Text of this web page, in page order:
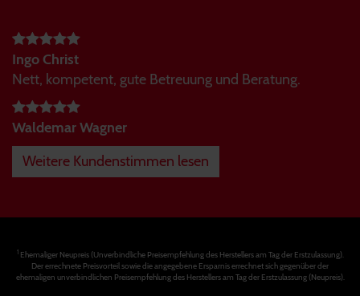
Ingo Christ
Nett, kompetent, gute Betreuung und Beratung.
Waldemar Wagner
Weitere Kundenstimmen lesen
1Ehemaliger Neupreis (Unverbindliche Preisempfehlung des Herstellers am Tag der Erstzulassung).
Der errechnete Preisvorteil sowie die angegebene Ersparnis errechnet sich gegenüber der
ehemaligen unverbindlichen Preisempfehlung des Herstellers am Tag der Erstzulassung (Neupreis).